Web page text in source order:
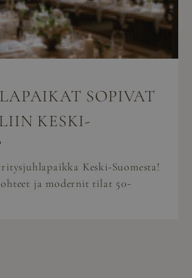
SOPIVAT
KESKI-
Keski-Suomesta!
ja modernit tilat 50-